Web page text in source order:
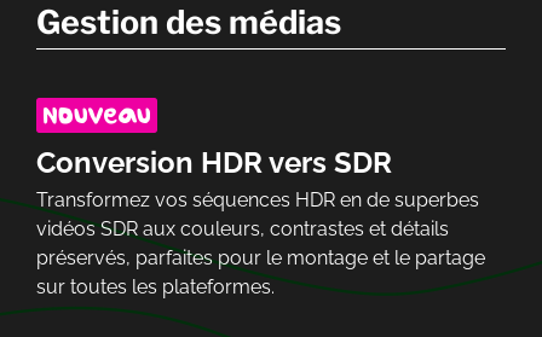
Gestion des médias
Conversion HDR vers SDR
Transformez vos séquences HDR en de superbes
vidéos SDR aux couleurs, contrastes et détails
préservés, parfaites pour le montage et le partage
sur toutes les plateformes.